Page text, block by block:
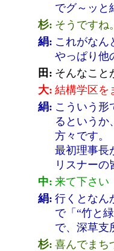
でグ～ッと
杉: そうですね。
絹: これがなん
やっぱり他
田: そんなこと
大: 結構学区を
絹: こういう形
るというか
方々です。
最初理事長
リスナー
中: 来て下さい
絹: 行くとなん
で「“竹と
で、深草支
杉: 喜んでまち